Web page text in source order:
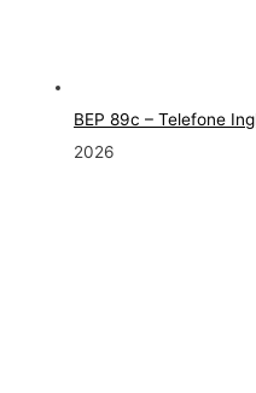
BEP 89c – Telefone
2026